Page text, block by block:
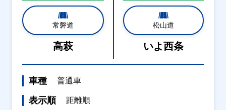
常磐道
高萩
松山道
いよ西条
車種 普通車
表示順 距離順